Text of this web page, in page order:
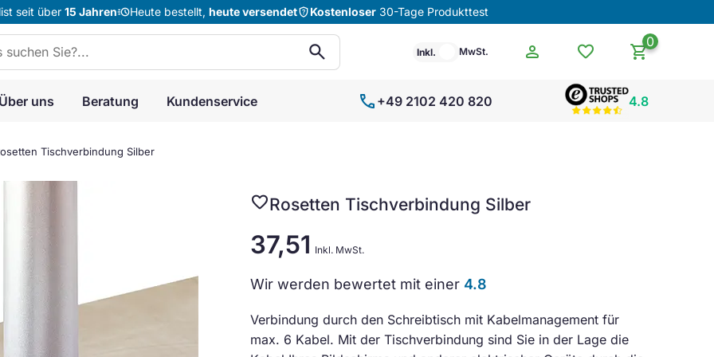
seit über 15 JahrenacuteHeute bestellt, heute versendetshield_questionKostenloser 30-Tage Produkttest
search Inkl. MwSt. person favorite 0
shopping_cart
Über uns Beratung Kundenservice call +49 2102 420 820 4.8
Tischverbindung Silber
favoriteRosetten Tischverbindung Silber
37,51 Inkl. MwSt.
Wir werden bewertet mit einer 4.8
Verbindung durch den Schreibtisch mit Kabelmanagement für
max. 6 Kabel. Mit der Tischverbindung sind Sie in der Lage die